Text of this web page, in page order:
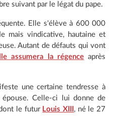
suivant par le légat du pape.
Elle s'élève à 600 000
mais vindicative, hautaine et
Autant de défauts qui vont
assumera la régence après
une certaine tendresse à
épouse. Celle-ci lui donne de
le futur Louis XIII , né le 27